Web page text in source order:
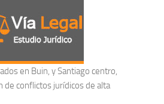
en Buin, y Santiago centro,
de conflictos jurídicos de alta